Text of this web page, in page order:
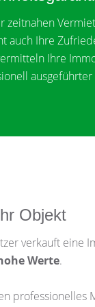
zeitnahen
auch Ihre
Ihre
Objekt
verkauft eine
Werte.
professionelles